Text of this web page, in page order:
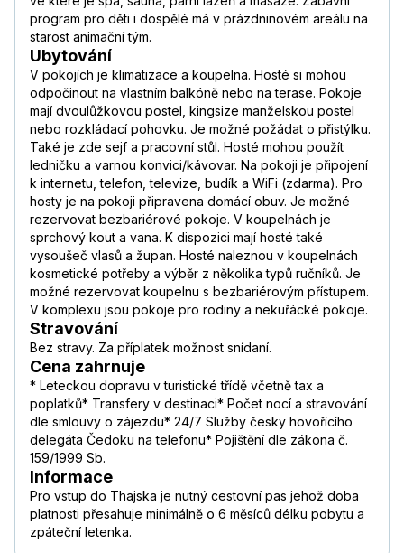
program pro děti i dospělé má v prázdninovém areálu na
starost animační tým.
Ubytování
V pokojích je klimatizace a koupelna. Hosté si mohou
odpočinout na vlastním balkóně nebo na terase. Pokoje
mají dvoulůžkovou postel, kingsize manželskou postel
nebo rozkládací pohovku. Je možné požádat o přistýlku.
Také je zde sejf a pracovní stůl. Hosté mohou použít
ledničku a varnou konvici/kávovar. Na pokoji je připojení
k internetu, telefon, televize, budík a WiFi (zdarma). Pro
hosty je na pokoji připravena domácí obuv. Je možné
rezervovat bezbariérové pokoje. V koupelnách je
sprchový kout a vana. K dispozici mají hosté také
vysoušeč vlasů a župan. Hosté naleznou v koupelnách
kosmetické potřeby a výběr z několika typů ručníků. Je
možné rezervovat koupelnu s bezbariérovým přístupem.
V komplexu jsou pokoje pro rodiny a nekuřácké pokoje.
Stravování
Bez stravy. Za příplatek možnost snídaní.
Cena zahrnuje
* Leteckou dopravu v turistické třídě včetně tax a
poplatků* Transfery v destinaci* Počet nocí a stravování
dle smlouvy o zájezdu* 24/7 Služby česky hovořícího
delegáta Čedoku na telefonu* Pojištění dle zákona č.
159/1999 Sb.
Informace
Pro vstup do Thajska je nutný cestovní pas jehož doba
platnosti přesahuje minimálně o 6 měsíců délku pobytu a
zpáteční letenka.